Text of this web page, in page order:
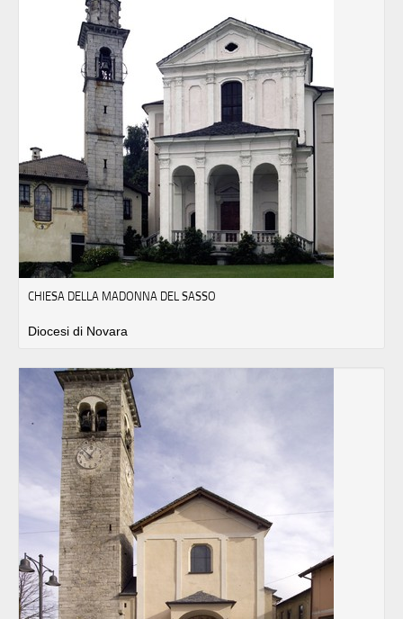
CHIESA DELLA MADONNA DEL SASSO
Diocesi di Novara